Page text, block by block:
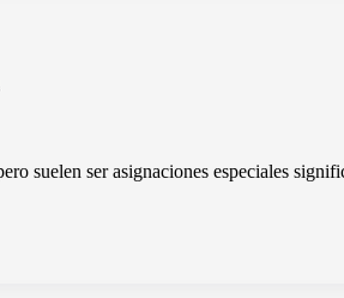
suelen ser asignaciones especiales